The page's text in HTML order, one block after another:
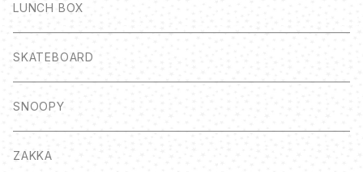
LUNCH BOX
SKATEBOARD
SNOOPY
ZAKKA